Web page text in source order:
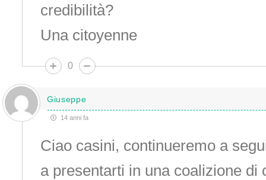
credibilità?
Una citoyenne
0
Giuseppe
14 anni fa
Ciao casini, continueremo a
a presentarti in una coalizione di